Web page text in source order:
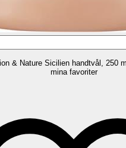
& Nature Sicilien handtvål, 250
mina favoriter